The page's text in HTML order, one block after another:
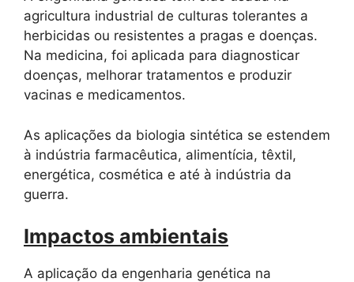
agricultura industrial de culturas tolerantes a
herbicidas ou resistentes a pragas e doenças.
Na medicina, foi aplicada para diagnosticar
doenças, melhorar tratamentos e produzir
vacinas e medicamentos.
As aplicações da biologia sintética se estendem
à indústria farmacêutica, alimentícia, têxtil,
energética, cosmética e até à indústria da
guerra.
Impactos ambientais
A aplicação da engenharia genética na